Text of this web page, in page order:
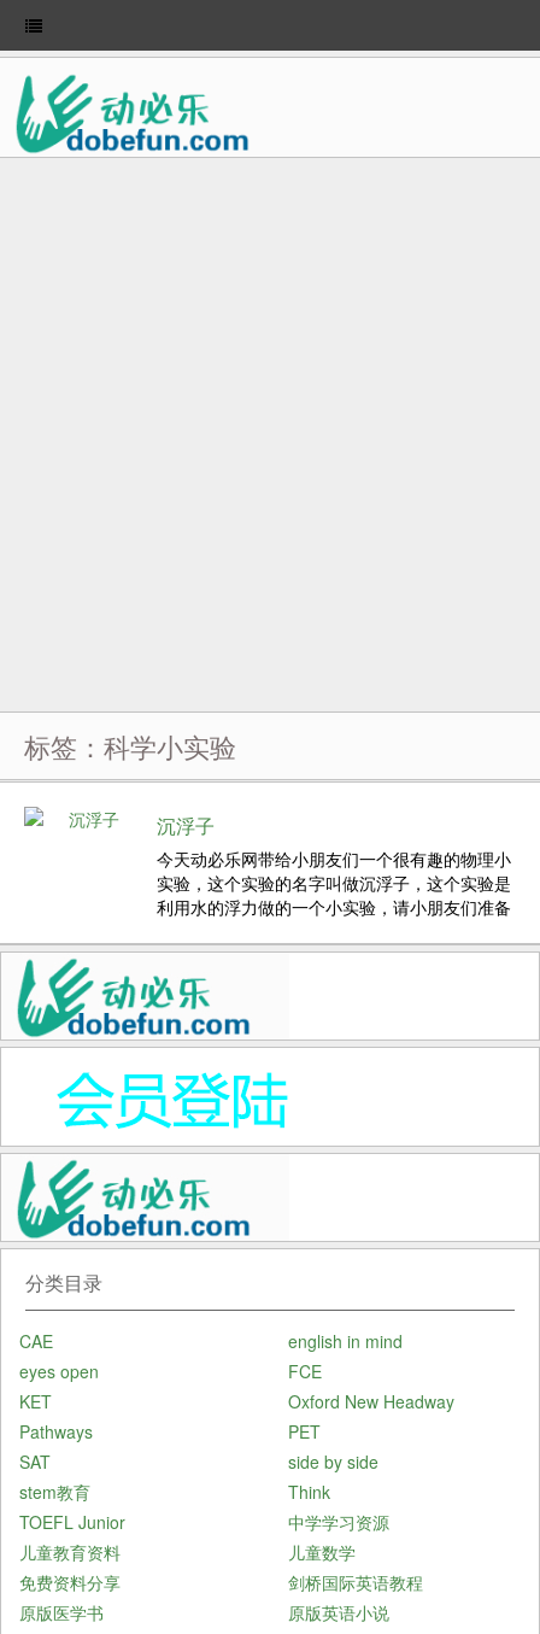
标签：科学小实验
沉浮子
今天动必乐网带给小朋友们一个很有趣的物理小
实验，这个实验的名字叫做沉浮子，这个实验是
利用水的浮力做的一个小实验，请小朋友们准备
来。 操作步骤与现象： 1.剪一小段吸管（约3公
分），再对折。 2.将回形针套进对折的吸管管
口，使吸管不会张开，...
分类目录
CAE
english in mind
eyes open
FCE
KET
Oxford New Headway
Pathways
PET
SAT
side by side
stem教育
Think
TOEFL Junior
中学学习资源
儿童教育资料
儿童数学
免费资料分享
剑桥国际英语教程
原版医学书
原版英语小说